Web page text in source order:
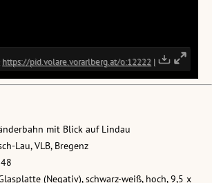
mit Blick auf Lindau
Lau, VLB, Bregenz
(Negativ), schwarz-weiß, hoch, 9,5 x